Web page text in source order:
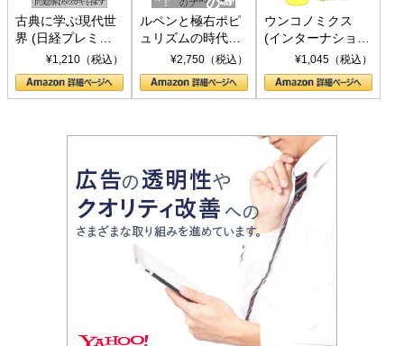
古典に学ぶ現代世
界 (日経プレミア
シリーズ)¥1,210（税込）
ルペンと極右ポピ
ュリズムの時代：
〈ヤヌス〉の二つ
の顔
¥2,750（税込）
ウンコノミクス
(インターナショナ
ル新書)¥1,045（税込）